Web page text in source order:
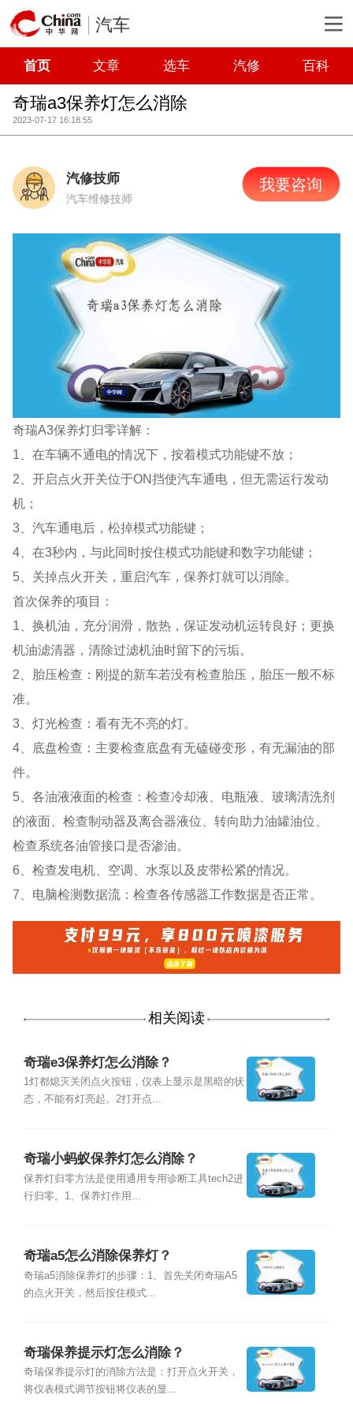
汽车
首页 文章 选车 汽修 百科
奇瑞a3保养灯怎么消除
2023-07-17 16:18:55
汽修技师
汽车维修技师
我要咨询
奇瑞A3保养灯归零详解：
1、在车辆不通电的情况下，按着模式功能键不放；
2、开启点火开关位于ON挡使汽车通电，但无需运行发动
机；
3、汽车通电后，松掉模式功能键；
4、在3秒内，与此同时按住模式功能键和数字功能键；
5、关掉点火开关，重启汽车，保养灯就可以消除。
首次保养的项目：
1、换机油，充分润滑，散热，保证发动机运转良好；更换
机油滤清器，清除过滤机油时留下的污垢。
2、胎压检查：刚提的新车若没有检查胎压，胎压一般不标
准。
3、灯光检查：看有无不亮的灯。
4、底盘检查：主要检查底盘有无磕碰变形，有无漏油的部
件。
5、各油液液面的检查：检查冷却液、电瓶液、玻璃清洗剂
的液面、检查制动器及离合器液位、转向助力油罐油位、
检查系统各油管接口是否渗油。
6、检查发电机、空调、水泵以及皮带松紧的情况。
7、电脑检测数据流：检查各传感器工作数据是否正常。
相关阅读
奇瑞e3保养灯怎么消除？
1灯都熄灭关闭点火按钮，仪表上显示是黑暗的状
态，不能有灯亮起。2打开点...
奇瑞小蚂蚁保养灯怎么消除？
保养灯归零方法是使用通用专用诊断工具tech2进
行归零。1、保养灯作用...
奇瑞a5怎么消除保养灯？
奇瑞a5消除保养灯的步骤：1、首先关闭奇瑞A5
的点火开关，然后按住模式...
奇瑞保养提示灯怎么消除？
奇瑞保养提示灯的消除方法是：打开点火开关，
将仪表模式调节按钮将仪表的显...